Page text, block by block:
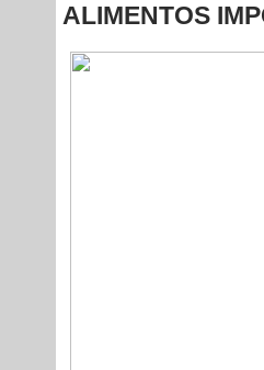
ALIMENTOS